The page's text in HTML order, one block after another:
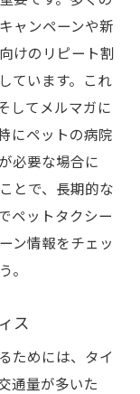
ャンペーンや新
けのリピート割
ています。これ
してメルマガに
にペットの病院
必要な場合に
とで、長期的な
ペットタクシー
ン情報をチェッ
。
ス
ためには、タイ
通量が多いた